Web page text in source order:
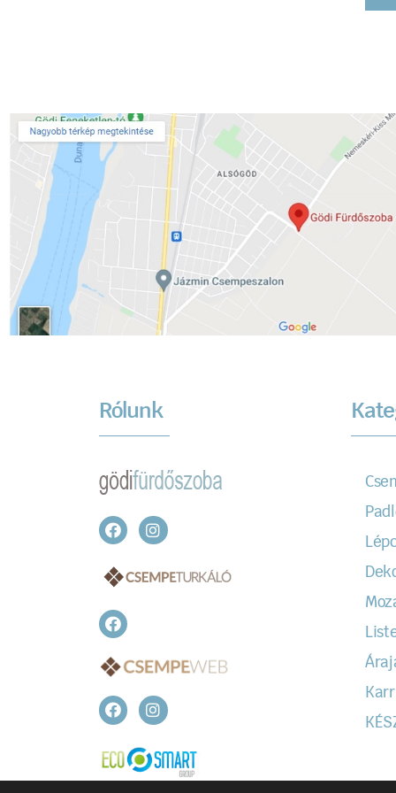
Rólunk